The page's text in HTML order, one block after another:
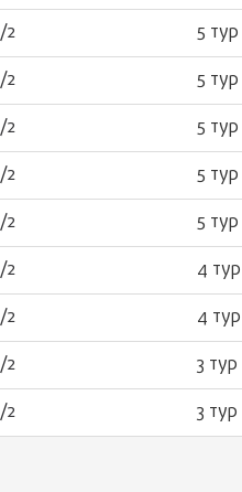
2
5 тур
2
5 тур
2
5 тур
2
5 тур
2
5 тур
2
4 тур
2
4 тур
2
3 тур
2
3 тур